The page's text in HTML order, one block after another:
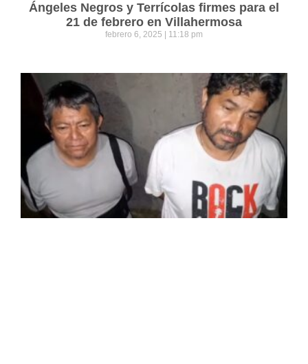
Ángeles Negros y Terrícolas firmes para el
21 de febrero en Villahermosa
febrero 6, 2025 11:18 pm